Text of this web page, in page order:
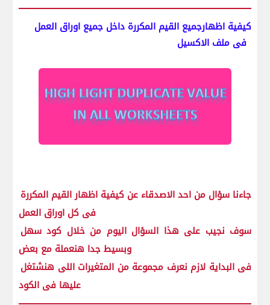
جاءنا سؤال من احد الاصدقاء عن كيفية اظهار القيم المكررة
فى كل اوراق العمل
سوف نجيب على هذا السؤال اليوم من خلال كود سهل
وبسيط جدا هنعملة مع بعض
فى البداية لازم نعرف مجموعة من المتغيرات اللى هنشتغل
عليها فى الكود